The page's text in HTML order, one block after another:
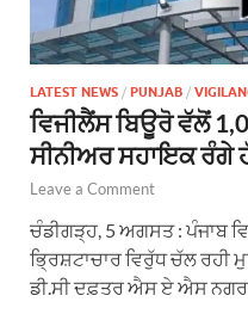
LATEST NEWS / PUNJAB /
ਵਿਜੀਲੈਂਸ ਬਿਊਰੋ ਵੱਲੋਂ
ਸੀਨੀਅਰ ਸਹਾਇਕ ਰੰਗੇ
Leave a Comment
ਚੰਡੀਗੜ੍ਹ, 5 ਅਗਸਤ : ਪੰਜਾਬ
ਭ੍ਰਿਸ਼ਟਾਚਾਰ ਵਿਰੁੱਧ ਚੱਲ ਰਹੀ
ਡੀ.ਸੀ ਦਫ਼ਤਰ ਐਸ ਏ ਐਸ ਨਗਰ